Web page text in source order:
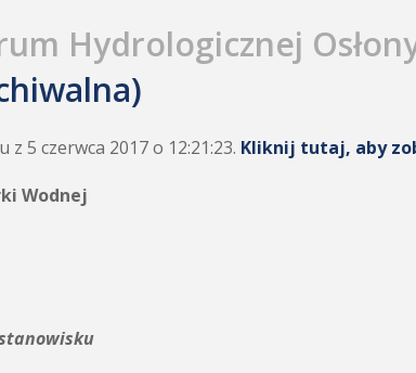
Hydrologicznej
5 czerwca 2017 o 12:21:23. Kliknij tutaj, aby
Wodnej